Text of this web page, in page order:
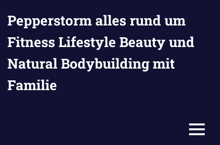
Inhalt
springen
Pepperstorm alles rund um
Fitness Lifestyle Beauty und
Natural Bodybuilding mit
Familie
MENU